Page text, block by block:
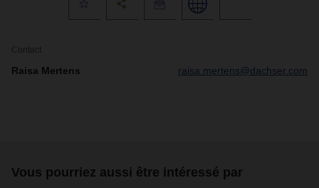
Contact
Raisa Mertens raisa.mertens@dachser.com
Vous pourriez aussi être intéressé par